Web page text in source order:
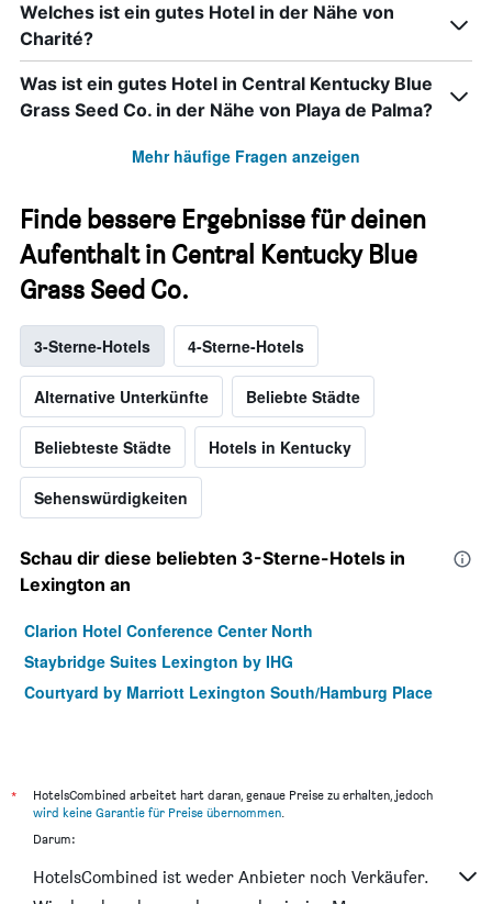
Welches ist ein gutes Hotel in der Nähe von
Charité?
Was ist ein gutes Hotel in Central Kentucky Blue
Grass Seed Co. in der Nähe von Playa de Palma?
Mehr häufige Fragen anzeigen
Finde bessere Ergebnisse für deinen
Aufenthalt in Central Kentucky Blue
Grass Seed Co.
3-Sterne-Hotels 4-Sterne-Hotels
Alternative Unterkünfte Beliebte Städte
Beliebteste Städte Hotels in Kentucky
Sehenswürdigkeiten
Schau dir diese beliebten 3-Sterne-Hotels in
Lexington an
Clarion Hotel Conference Center North
Staybridge Suites Lexington by IHG
Courtyard by Marriott Lexington South/Hamburg Place
*
HotelsCombined arbeitet hart daran, genaue Preise zu erhalten, jedoch
wird keine Garantie für Preise übernommen.
Darum:
HotelsCombined ist weder Anbieter noch Verkäufer.